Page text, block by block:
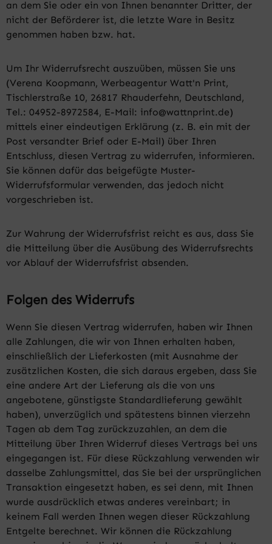
an dem Sie oder ein von Ihnen benannter Dritter, der
nicht der Beförderer ist, die letzte Ware in Besitz
genommen haben bzw. hat.
Um Ihr Widerrufsrecht auszuüben, müssen Sie uns
(Verena Koopmann, Werbeagentur Watt'n Print,
Tischlerstraße 10, 26817 Rhauderfehn, Deutschland,
Tel.: 04952-8972584, E-Mail: info@wattnprint.de)
mittels einer eindeutigen Erklärung (z. B. ein mit der
Post versandter Brief oder E-Mail) über Ihren
Entschluss, diesen Vertrag zu widerrufen, informieren.
Sie können dafür das beigefügte Muster-
Widerrufsformular verwenden, das jedoch nicht
vorgeschrieben ist.
Zur Wahrung der Widerrufsfrist reicht es aus, dass Sie
die Mitteilung über die Ausübung des Widerrufsrechts
vor Ablauf der Widerrufsfrist absenden.
Folgen des Widerrufs
Wenn Sie diesen Vertrag widerrufen, haben wir Ihnen
alle Zahlungen, die wir von Ihnen erhalten haben,
einschließlich der Lieferkosten (mit Ausnahme der
zusätzlichen Kosten, die sich daraus ergeben, dass Sie
eine andere Art der Lieferung als die von uns
angebotene, günstigste Standardlieferung gewählt
haben), unverzüglich und spätestens binnen vierzehn
Tagen ab dem Tag zurückzuzahlen, an dem die
Mitteilung über Ihren Widerruf dieses Vertrags bei uns
eingegangen ist. Für diese Rückzahlung verwenden wir
dasselbe Zahlungsmittel, das Sie bei der ursprünglichen
Transaktion eingesetzt haben, es sei denn, mit Ihnen
wurde ausdrücklich etwas anderes vereinbart; in
keinem Fall werden Ihnen wegen dieser Rückzahlung
Entgelte berechnet. Wir können die Rückzahlung